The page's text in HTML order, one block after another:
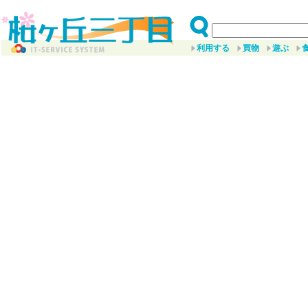
利用する 買物 遊ぶ